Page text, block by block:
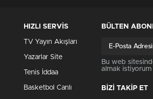
HIZLI SERVİS
TV Yayın Akışları
Yazarlar Site
Tenis İddaa
Basketbol Canlı
BÜLTEN
Bu web
almak istiyorum
BİZİ TAKİP ET